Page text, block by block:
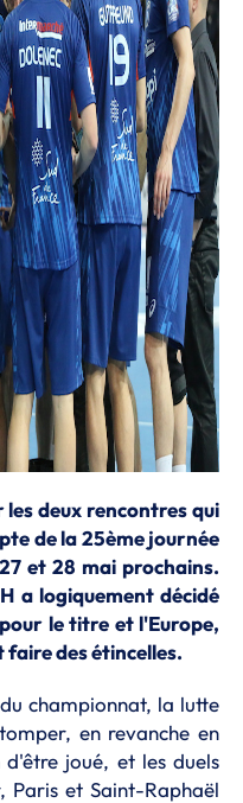
deux rencontres qui
de la 25ème journée
et 28 mai prochains.
a logiquement décidé
le titre et l'Europe,
faire des étincelles.
championnat, la lutte
en revanche en
joué, et les duels
Paris et Saint-Raphaël